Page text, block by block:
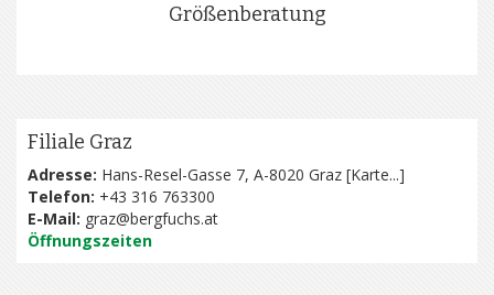
Größenberatung
Filiale Graz
Adresse: Hans-Resel-Gasse 7, A-8020 Graz [Karte...]
Telefon: +43 316 763300
E-Mail: graz@bergfuchs.at
Öffnungszeiten